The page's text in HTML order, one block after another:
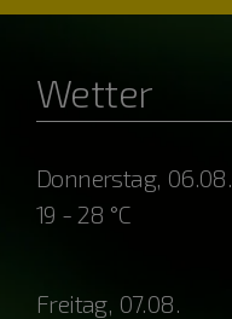
Wetter
Donnerstag, 06.08.
19 - 28 °C
Freitag, 07.08.